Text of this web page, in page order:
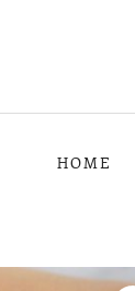
HOME